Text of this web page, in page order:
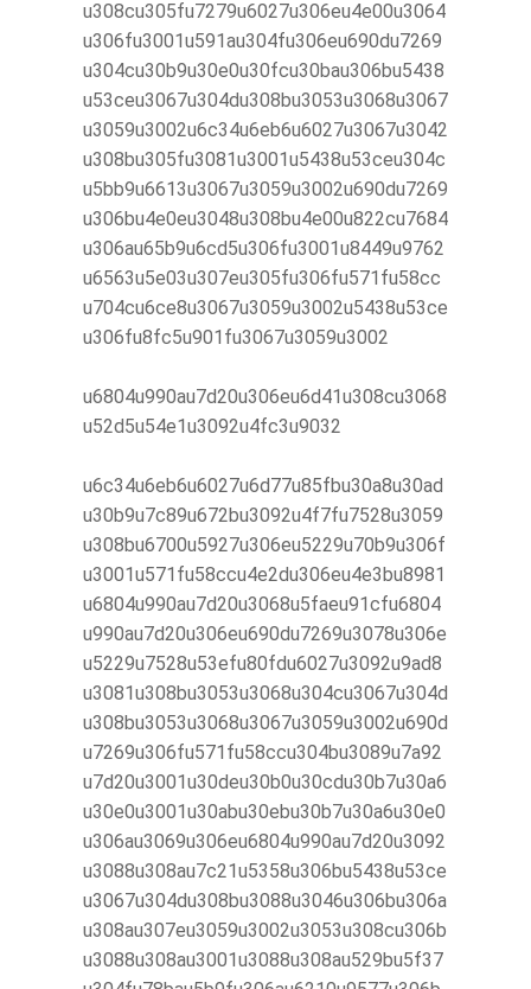
u308cu305fu7279u6027u306eu4e00u3064
u306fu3001u591au304fu306eu690du7269
u304cu30b9u30e0u30fcu30bau306bu5438
u53ceu3067u304du308bu3053u3068u3067
u3059u3002u6c34u6eb6u6027u3067u3042
u308bu305fu3081u3001u5438u53ceu304c
u5bb9u6613u3067u3059u3002u690du7269
u306bu4e0eu3048u308bu4e00u822cu7684
u306au65b9u6cd5u306fu3001u8449u9762
u6563u5e03u307eu305fu306fu571fu58cc
u704cu6ce8u3067u3059u3002u5438u53ce
u306fu8fc5u901fu3067u3059u3002
u6804u990au7d20u306eu6d41u308cu3068
u52d5u54e1u3092u4fc3u9032
u6c34u6eb6u6027u6d77u85fbu30a8u30ad
u30b9u7c89u672bu3092u4f7fu7528u3059
u308bu6700u5927u306eu5229u70b9u306f
u3001u571fu58ccu4e2du306eu4e3bu8981
u6804u990au7d20u3068u5faeu91cfu6804
u990au7d20u306eu690du7269u3078u306e
u5229u7528u53efu80fdu6027u3092u9ad8
u3081u308bu3053u3068u304cu3067u304d
u308bu3053u3068u3067u3059u3002u690d
u7269u306fu571fu58ccu304bu3089u7a92
u7d20u3001u30deu30b0u30cdu30b7u30a6
u30e0u3001u30abu30ebu30b7u30a6u30e0
u306au3069u306eu6804u990au7d20u3092
u3088u308au7c21u5358u306bu5438u53ce
u3067u304du308bu3088u3046u306bu306a
u308au307eu3059u3002u3053u308cu306b
u3088u308au3001u3088u308au529bu5f37